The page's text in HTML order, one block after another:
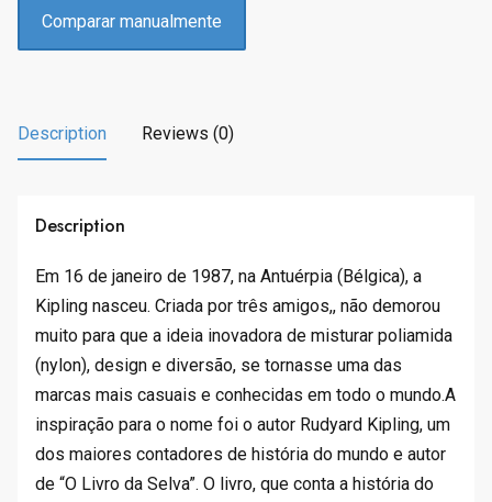
Comparar manualmente
Description Reviews (0)
Description
Em 16 de janeiro de 1987, na Antuérpia (Bélgica), a
Kipling nasceu. Criada por três amigos,, não demorou
muito para que a ideia inovadora de misturar poliamida
(nylon), design e diversão, se tornasse uma das
marcas mais casuais e conhecidas em todo o mundo.A
inspiração para o nome foi o autor Rudyard Kipling, um
dos maiores contadores de história do mundo e autor
de “O Livro da Selva”. O livro, que conta a história do